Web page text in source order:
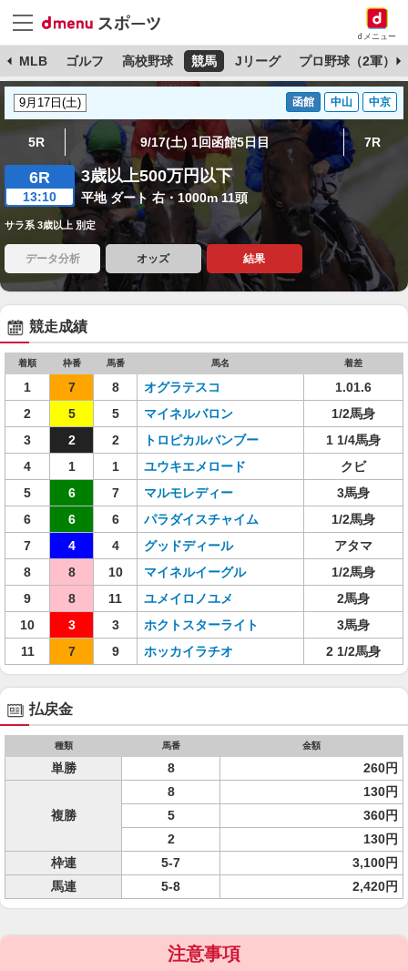
dメニュー
MLB ゴルフ 高校野球 競馬 Jリーグ プロ野球（2軍）
函館 中山 中京
5R 9/17(土) 1回函館5日目 7R
6R
13:10
3歳以上500万円以下
平地 ダート 右・1000m 11頭
サラ系 3歳以上 別定
データ分析 オッズ 結果
競走成績
着順 枠番 馬番 馬名 着差
1 7 8 オグラテスコ
1.01.6
2
5 5 マイネルバロン
1/2馬身
3
2 2 トロピカルバンブー
1 1/4馬身
4
1 1 ユウキエメロード
クビ
5
6 7 マルモレディー
3馬身
6
6 6 パラダイスチャイム
1/2馬身
7
4 4 グッドディール
アタマ
8
8 10 マイネルイーグル
1/2馬身
9
8 11 ユメイロノユメ
2馬身
10
3 3 ホクトスターライト
3馬身
11
7 9 ホッカイラチオ 2 1/2馬身
払戻金
種類 馬番 金額
単勝 8 260円
複勝
8
130円
5
360円
2
130円
枠連
5-7
3,100円
馬連
5-8 2,420円
注意事項